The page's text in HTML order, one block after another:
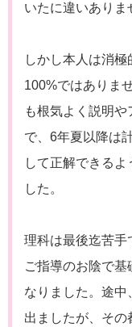
いたに違いありま
しかし本人は消
100%ではありま
も根気よく説明
で、6年夏以降は
して正解できる
した。
理科は最後迄苦手
ご指導のお陰で
なりました。途中
出ましたが、その